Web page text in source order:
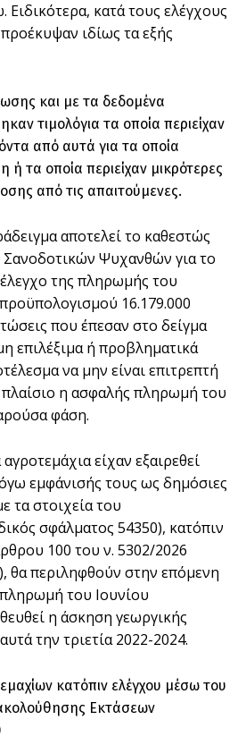
κατά τους ελέγχους
ιδίως τα εξής
και με τα δεδομένα
τιμολόγια τα οποία περιείχαν
από αυτά για τα οποία
ή τα οποία περιείχαν μικρότερες
από τις απαιτούμενες.
αποτελεί το καθεστώς
Ψυχανθών για το
της πληρωμής του
16.179.000
που έπεσαν στο δείγμα
επιλέξιμα ή προβληματικά
να μην είναι επιτρεπτή
η ασφαλής πληρωμή του
φάση.
είχαν εξαιρεθεί
εμφάνισής τους ως δημόσιες
τα στοιχεία του
σφάλματος 54350), κατόπιν
100 του ν. 5302/2026
θα περιληφθούν στην επόμενη
του Ιουνίου
η άσκηση γεωργικής
την τριετία 2022-2024.
κατόπιν ελέγχου μέσω του
Εκτάσεων